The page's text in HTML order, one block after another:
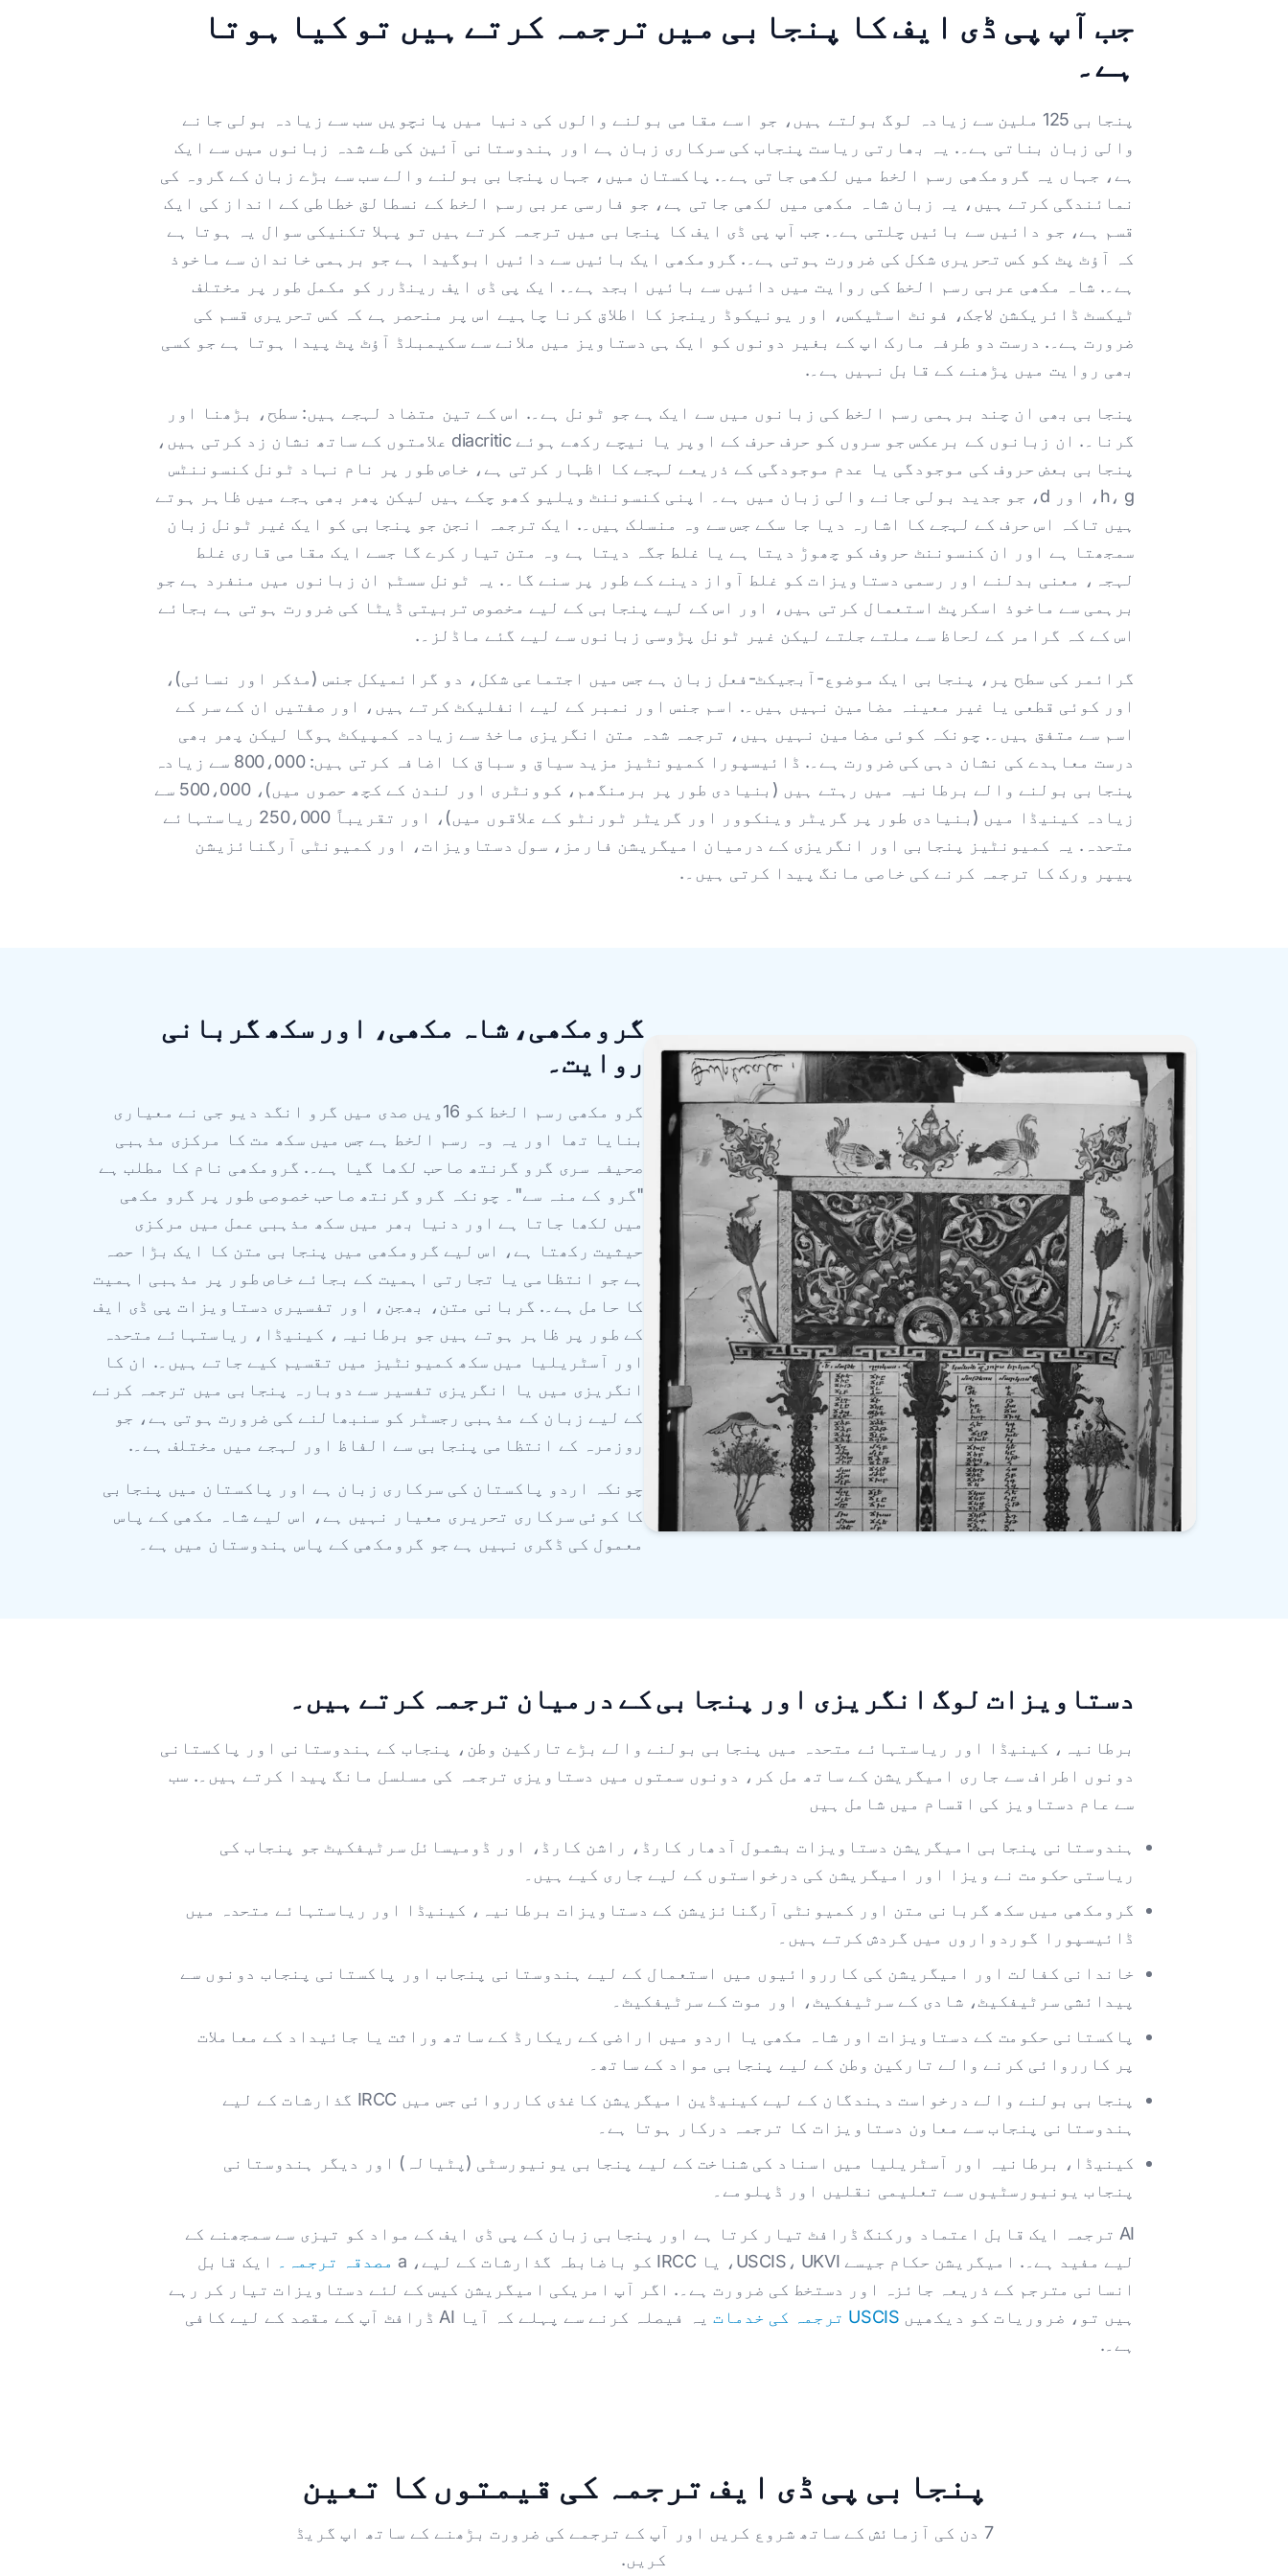
جب آپ پی ڈی ایف کا پنجابی میں ترجمہ کرتے ہیں تو کیا ہوتا
ہے۔
پنجابی 125 ملین سے زیادہ لوگ بولتے ہیں، جو اسے مقامی بولنے والوں کی دنیا میں پانچویں سب سے زیادہ بولی جانے
والی زبان بناتی ہے۔. یہ بھارتی ریاست پنجاب کی سرکاری زبان ہے اور ہندوستانی آئین کی طے شدہ زبانوں میں سے ایک
ہے، جہاں یہ گرومکھی رسم الخط میں لکھی جاتی ہے۔. پاکستان میں، جہاں پنجابی بولنے والے سب سے بڑے زبان کے گروہ کی
نمائندگی کرتے ہیں، یہ زبان شاہ مکھی میں لکھی جاتی ہے، جو فارسی عربی رسم الخط کے نسطالق خطاطی کے انداز کی ایک
قسم ہے، جو دائیں سے بائیں چلتی ہے۔. جب آپ پی ڈی ایف کا پنجابی میں ترجمہ کرتے ہیں تو پہلا تکنیکی سوال یہ ہوتا ہے
کہ آؤٹ پٹ کو کس تحریری شکل کی ضرورت ہوتی ہے۔. گرومکھی ایک بائیں سے دائیں ابوگیدا ہے جو برہمی خاندان سے ماخوذ
ہے۔. شاہ مکھی عربی رسم الخط کی روایت میں دائیں سے بائیں ابجد ہے۔. ایک پی ڈی ایف رینڈرر کو مکمل طور پر مختلف
ٹیکسٹ ڈائریکشن لاجک، فونٹ اسٹیکس، اور یونیکوڈ رینجز کا اطلاق کرنا چاہیے اس پر منحصر ہے کہ کس تحریری قسم کی
ضرورت ہے۔. درست دو طرفہ مارک اپ کے بغیر دونوں کو ایک ہی دستاویز میں ملانے سے سکیمبلڈ آؤٹ پٹ پیدا ہوتا ہے جو کسی
بھی روایت میں پڑھنے کے قابل نہیں ہے۔.
پنجابی بھی ان چند برہمی رسم الخط کی زبانوں میں سے ایک ہے جو ٹونل ہے۔. اس کے تین متضاد لہجے ہیں: سطح، بڑھنا اور
گرنا۔. ان زبانوں کے برعکس جو سروں کو حرف حرف کے اوپر یا نیچے رکھے ہوئے diacritic علامتوں کے ساتھ نشان زد کرتی ہیں،
پنجابی بعض حروف کی موجودگی یا عدم موجودگی کے ذریعے لہجے کا اظہار کرتی ہے، خاص طور پر نام نہاد ٹونل کنسوننٹس
h، g، اور d، جو جدید بولی جانے والی زبان میں ہے۔ اپنی کنسوننٹ ویلیو کھو چکے ہیں لیکن پھر بھی ہجے میں ظاہر ہوتے
ہیں تاکہ اس حرف کے لہجے کا اشارہ دیا جا سکے جس سے وہ منسلک ہیں۔. ایک ترجمہ انجن جو پنجابی کو ایک غیر ٹونل زبان
سمجھتا ہے اور ان کنسوننٹ حروف کو چھوڑ دیتا ہے یا غلط جگہ دیتا ہے وہ متن تیار کرے گا جسے ایک مقامی قاری غلط
لہجہ، معنی بدلنے اور رسمی دستاویزات کو غلط آواز دینے کے طور پر سنے گا۔. یہ ٹونل سسٹم ان زبانوں میں منفرد ہے جو
برہمی سے ماخوذ اسکرپٹ استعمال کرتی ہیں، اور اس کے لیے پنجابی کے لیے مخصوص تربیتی ڈیٹا کی ضرورت ہوتی ہے بجائے
اس کے کہ گرامر کے لحاظ سے ملتے جلتے لیکن غیر ٹونل پڑوسی زبانوں سے لیے گئے ماڈلز۔.
گرائمر کی سطح پر، پنجابی ایک موضوع-آبجیکٹ-فعل زبان ہے جس میں اجتماعی شکل، دو گرائمیکل جنس (مذکر اور نسائی)،
اور کوئی قطعی یا غیر معینہ مضامین نہیں ہیں۔. اسم جنس اور نمبر کے لیے انفلیکٹ کرتے ہیں، اور صفتیں ان کے سر کے
اسم سے متفق ہیں۔. چونکہ کوئی مضامین نہیں ہیں، ترجمہ شدہ متن انگریزی ماخذ سے زیادہ کمپیکٹ ہوگا لیکن پھر بھی
درست معاہدے کی نشان دہی کی ضرورت ہے۔. ڈائیسپورا کمیونٹیز مزید سیاق و سباق کا اضافہ کرتی ہیں: 800،000 سے زیادہ
پنجابی بولنے والے برطانیہ میں رہتے ہیں (بنیادی طور پر برمنگھم، کوونٹری اور لندن کے کچھ حصوں میں)، 500،000 سے
زیادہ کینیڈا میں (بنیادی طور پر گریٹر وینکوور اور گریٹر ٹورنٹو کے علاقوں میں)، اور تقریباً 250،000 ریاستہائے
متحدہ. یہ کمیونٹیز پنجابی اور انگریزی کے درمیان امیگریشن فارمز، سول دستاویزات، اور کمیونٹی آرگنائزیشن
پیپر ورک کا ترجمہ کرنے کی خاصی مانگ پیدا کرتی ہیں۔.
گرومکھی، شاہ مکھی، اور سکھ گربانی
روایت۔
گرو مکھی رسم الخط کو 16ویں صدی میں گرو انگد دیو جی نے معیاری
بنایا تھا اور یہ وہ رسم الخط ہے جس میں سکھ مت کا مرکزی مذہبی
صحیفہ سری گرو گرنتھ صاحب لکھا گیا ہے۔. گرومکھی نام کا مطلب ہے
"گرو کے منہ سے"۔ چونکہ گرو گرنتھ صاحب خصوصی طور پر گرو مکھی
میں لکھا جاتا ہے اور دنیا بھر میں سکھ مذہبی عمل میں مرکزی
حیثیت رکھتا ہے، اس لیے گرومکھی میں پنجابی متن کا ایک بڑا حصہ
ہے جو انتظامی یا تجارتی اہمیت کے بجائے خاص طور پر مذہبی اہمیت
کا حامل ہے۔. گربانی متن، بھجن، اور تفسیری دستاویزات پی ڈی ایف
کے طور پر ظاہر ہوتے ہیں جو برطانیہ، کینیڈا، ریاستہائے متحدہ
اور آسٹریلیا میں سکھ کمیونٹیز میں تقسیم کیے جاتے ہیں۔. ان کا
انگریزی میں یا انگریزی تفسیر سے دوبارہ پنجابی میں ترجمہ کرنے
کے لیے زبان کے مذہبی رجسٹر کو سنبھالنے کی ضرورت ہوتی ہے، جو
روزمرہ کے انتظامی پنجابی سے الفاظ اور لہجے میں مختلف ہے۔.
چونکہ اردو پاکستان کی سرکاری زبان ہے اور پاکستان میں پنجابی
کا کوئی سرکاری تحریری معیار نہیں ہے، اس لیے شاہ مکھی کے پاس
معمول کی ڈگری نہیں ہے جو گرومکھی کے پاس ہندوستان میں ہے۔
دستاویزات لوگ انگریزی اور پنجابی کے درمیان ترجمہ کرتے ہیں۔
برطانیہ، کینیڈا اور ریاستہائے متحدہ میں پنجابی بولنے والے بڑے تارکین وطن، پنجاب کے ہندوستانی اور پاکستانی
دونوں اطراف سے جاری امیگریشن کے ساتھ مل کر، دونوں سمتوں میں دستاویزی ترجمہ کی مسلسل مانگ پیدا کرتے ہیں۔. سب
سے عام دستاویز کی اقسام میں شامل ہیں
ہندوستانی پنجابی امیگریشن دستاویزات بشمول آدھار کارڈ، راشن کارڈ، اور ڈومیسائل سرٹیفکیٹ جو پنجاب کی
ریاستی حکومت نے ویزا اور امیگریشن کی درخواستوں کے لیے جاری کیے ہیں۔
گرومکھی میں سکھ گربانی متن اور کمیونٹی آرگنائزیشن کے دستاویزات برطانیہ، کینیڈا اور ریاستہائے متحدہ میں
ڈائیسپورا گوردواروں میں گردش کرتے ہیں۔
خاندانی کفالت اور امیگریشن کی کارروائیوں میں استعمال کے لیے ہندوستانی پنجاب اور پاکستانی پنجاب دونوں سے
پیدائشی سرٹیفکیٹ، شادی کے سرٹیفکیٹ، اور موت کے سرٹیفکیٹ۔
پاکستانی حکومت کے دستاویزات اور شاہ مکھی یا اردو میں اراضی کے ریکارڈ کے ساتھ وراثت یا جائیداد کے معاملات
پر کارروائی کرنے والے تارکین وطن کے لیے پنجابی مواد کے ساتھ۔
پنجابی بولنے والے درخواست دہندگان کے لیے کینیڈین امیگریشن کاغذی کارروائی جس میں IRCC گذارشات کے لیے
ہندوستانی پنجاب سے معاون دستاویزات کا ترجمہ درکار ہوتا ہے۔
کینیڈا، برطانیہ اور آسٹریلیا میں اسناد کی شناخت کے لیے پنجابی یونیورسٹی (پٹیالہ) اور دیگر ہندوستانی
پنجاب یونیورسٹیوں سے تعلیمی نقلیں اور ڈپلومے۔
AI ترجمہ ایک قابل اعتماد ورکنگ ڈرافٹ تیار کرتا ہے اور پنجابی زبان کے پی ڈی ایف کے مواد کو تیزی سے سمجھنے کے
لیے مفید ہے۔. امیگریشن حکام جیسے USCIS، UKVI، یا IRCC کو باضابطہ گذارشات کے لیے، a
مصدقہ ترجمہ۔
ایک قابل
انسانی مترجم کے ذریعہ جائزہ اور دستخط کی ضرورت ہے۔. اگر آپ امریکی امیگریشن کیس کے لئے دستاویزات تیار کر رہے
ہیں تو، ضروریات کو دیکھیں USCIS ترجمہ کی خدمات
یہ فیصلہ کرنے سے پہلے کہ آیا AI ڈرافٹ آپ کے مقصد کے لیے کافی
ہے۔.
پنجابی پی ڈی ایف ترجمہ کی قیمتوں کا تعین
7 دن کی آزمائش کے ساتھ شروع کریں اور آپ کے ترجمے کی ضرورت بڑھنے کے ساتھ اپ گریڈ
کریں.